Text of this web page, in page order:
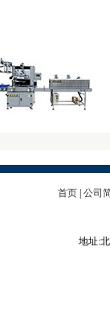
首页 公司
地址: